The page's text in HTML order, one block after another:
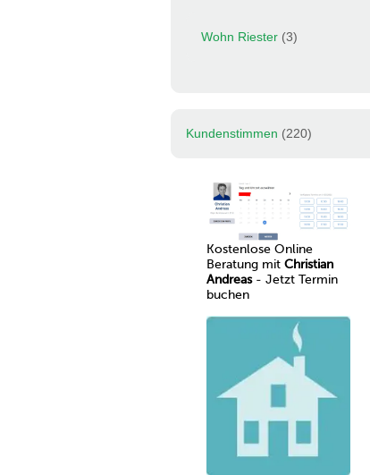
Wohn Riester (3)
Kundenstimmen (220)
Kostenlose Online
Beratung mit Christian
Andreas- Jetzt Termin
buchen